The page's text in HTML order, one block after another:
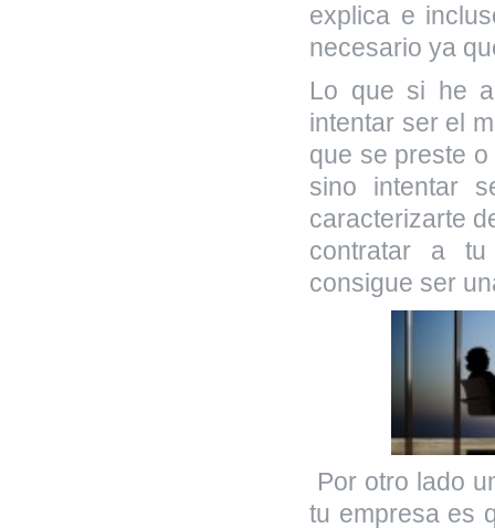
explica e
necesario ya
Lo que si he
intentar ser el
que se preste
sino intentar
caracterizarte
contratar a tu
consigue ser
Por otro lado
tu empresa es